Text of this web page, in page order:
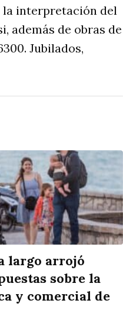
la interpretación del
además de obras de
Jubilados,
largo arrojó
sobre la
y comercial de